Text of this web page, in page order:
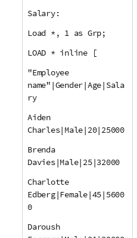
Salary:
Load *, 1 as Grp;
LOAD * inline [
"Employee
name"|Gender|Age|Sala
ry
Aiden
Charles|Male|20|25000
Brenda
Davies|Male|25|32000
Charlotte
Edberg|Female|45|5600
0
Daroush